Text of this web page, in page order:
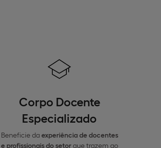
Corpo Docente
Especializado
Beneficie daexperiência de docentes
e profissionais do setorque trazem ao